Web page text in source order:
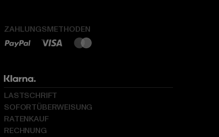
ZAHLUNGSMETHODEN
LASTSCHRIFT
SOFORTÜBERWEISUNG
RATENKAUF
RECHNUNG